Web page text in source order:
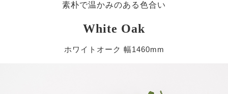
素朴で温かみのある色合い
White Oak
ホワイトオーク 幅1460mm